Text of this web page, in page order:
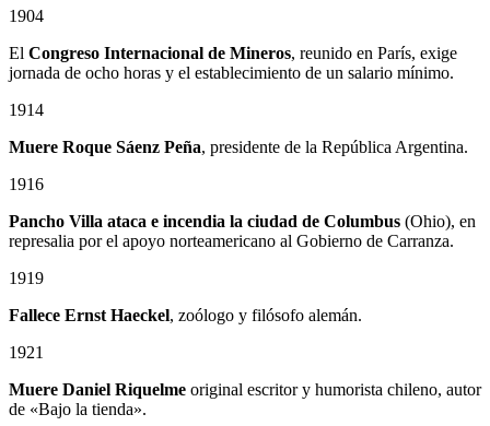
1904
El Congreso Internacional de Mineros, reunido en París, exige
jornada de ocho horas y el establecimiento de un salario mínimo.
1914
Muere Roque Sáenz Peña, presidente de la República Argentina.
1916
Pancho Villa ataca e incendia la ciudad de Columbus (Ohio), en
represalia por el apoyo norteamericano al Gobierno de Carranza.
1919
Fallece Ernst Haeckel, zoólogo y filósofo alemán.
1921
Muere Daniel Riquelme original escritor y humorista chileno, autor
de «Bajo la tienda».